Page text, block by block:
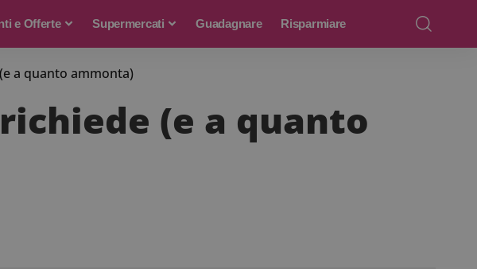
e Offerte Supermercati Guadagnare Risparmiare
a quanto ammonta)
(e a quanto